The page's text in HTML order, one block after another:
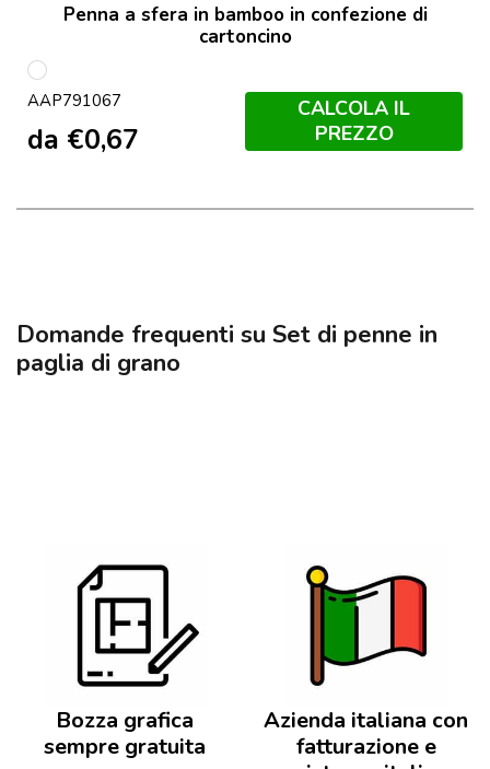
Penna a sfera in bamboo in confezione di
cartoncino
multicolore
AAP791067
da €0,67
CALCOLA IL
PREZZO
Domande frequenti su Set di penne in
paglia di grano
Bozza grafica
sempre gratuita
Azienda italiana con
fatturazione e